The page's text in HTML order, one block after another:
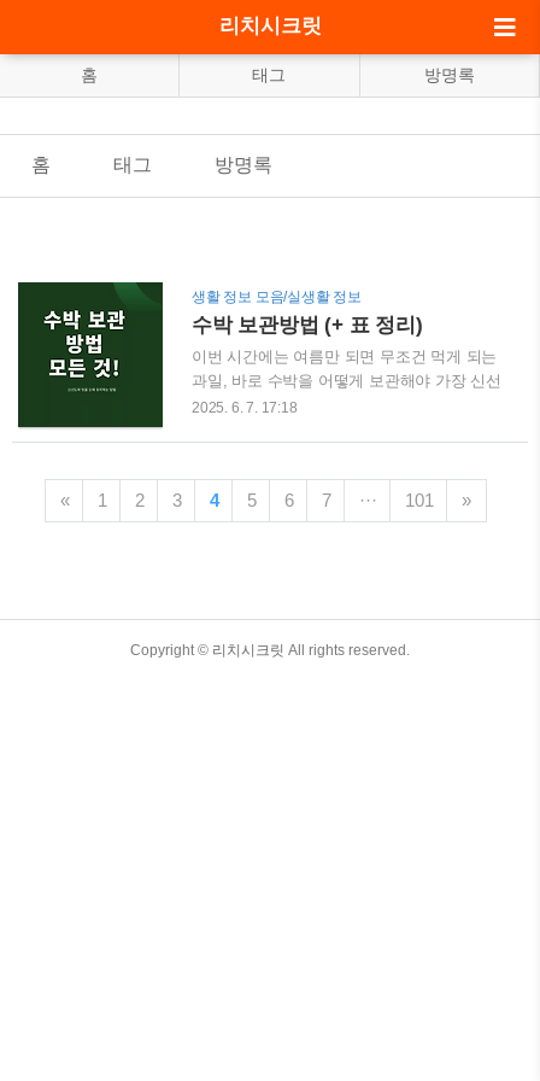
리치시크릿
홈 태그 방명록
홈 태그 방명록
생활 정보 모음/실생활 정보
수박 보관방법 (+ 표 정리)
이번 시간에는 여름만 되면 무조건 먹게 되는
과일, 바로 수박을 어떻게 보관해야 가장 신선
하고 오래 맛있게 먹을 수 있을지 정말 꼼꼼하
물러지거나 냄새가 배거나, 색이 변해 속상했
던 경험 있으시죠?냉장 보관이 맞는지, 껍질째
둬야 하는지, 랩을 씌워야 하는지 여러 가지
실수와 방지 팁4. 수박 활용법까지차근차근 정
리해서 안내드릴게요.글 마지막에는 한눈에
2025. 6. 7. 17:18
« 1 2 3 4 5 6 7 ··· 101 »
Copyright © 리치시크릿 All rights reserved.
TistoryWhaleSkin3.4